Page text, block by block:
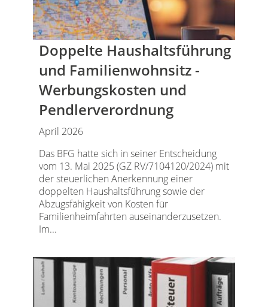
Doppelte Haushaltsführung
und Familienwohnsitz -
Werbungskosten und
Pendlerverordnung
April 2026
Das BFG hatte sich in seiner Entscheidung
vom 13. Mai 2025 (GZ RV/7104120/2024) mit
der steuerlichen Anerkennung einer
doppelten Haushaltsführung sowie der
Abzugsfähigkeit von Kosten für
Familienheimfahrten auseinanderzusetzen.
Im...